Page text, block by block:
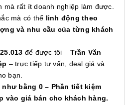
mà rất ít doanh nghiệp làm được.
mà có thể linh động theo
và nhu cầu của từng khách
để được tôi –Trần Văn
– trực tiếp tư vấn, deal giá và
bạn.
bằng 0 – Phần tiết kiệm
vào giá bán cho khách hàng.